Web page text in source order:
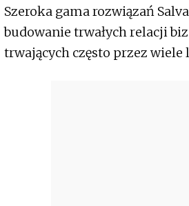
Szeroka gama rozwiązań
budowanie trwałych relacji
trwających często przez wiele